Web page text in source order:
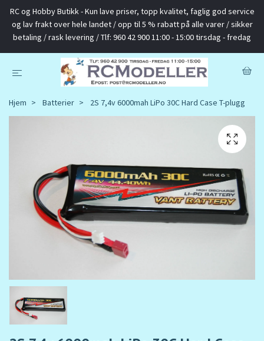
RC og Hobby Butikk - Kun lave priser, topp kvalitet, faglig god service
og lav frakt over hele landet / opp til 5 % rabatt på alle varer / sikker
betaling / rask levering / Tlf: 960 42 900 11:00 - 15:00 tirsdag - fredag
Hjem Batterier 2S 7,4v 6000mah LiPo 30C Hard Case T-plugg